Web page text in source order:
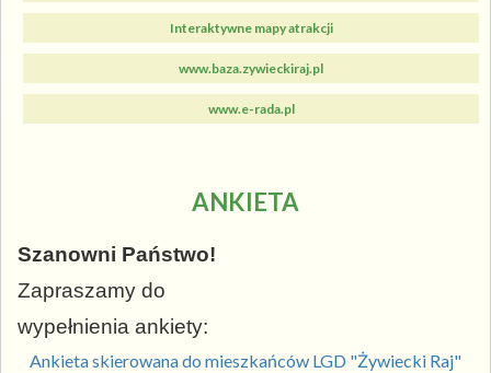
Interaktywne mapy atrakcji
www.baza.zywieckiraj.pl
www.e-rada.pl
ANKIETA
Szanowni Państwo!
Zapraszamy do
wypełnienia ankiety:
Ankieta skierowana do mieszkańców LGD "Żywiecki Raj"